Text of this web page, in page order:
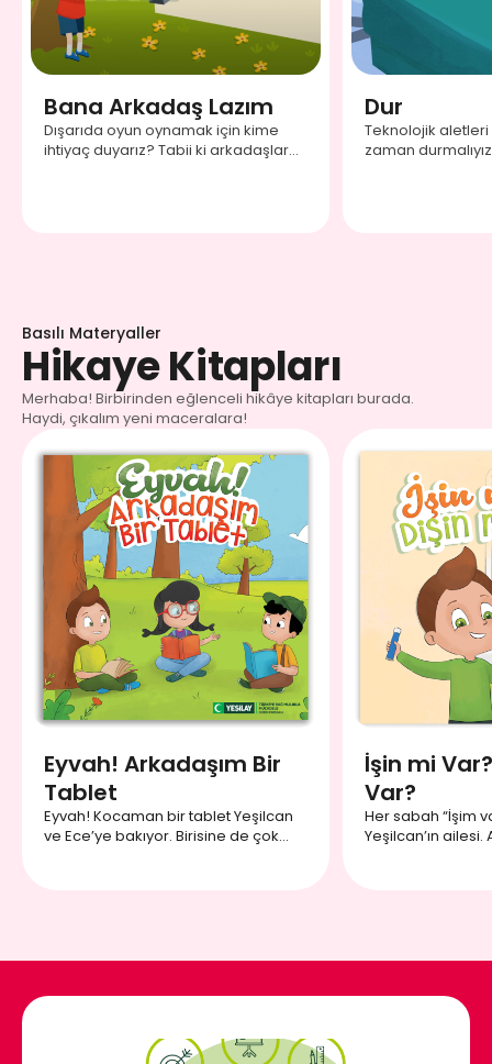
Bana Arkadaş Lazım
Dışarıda oyun oynamak için kime
ihtiyaç duyarız? Tabii ki arkadaşlara.
Dur
Teknolojik aletleri
zaman
Basılı Materyaller
Hikaye Kitapları
Merhaba! Birbirinden eğlenceli hikâye kitapları burada.
Haydi, çıkalım yeni maceralara!
Eyvah! Arkadaşım Bir
Tablet
Eyvah! Kocaman bir tablet Yeşilcan
ve Ece’ye bakıyor. Birisine de çok
İşin mi
Var?
Her sabah “İşim
Yeşilcan’ın